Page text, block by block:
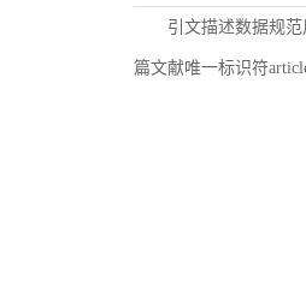
引文描述数据规
篇文献唯一标识符